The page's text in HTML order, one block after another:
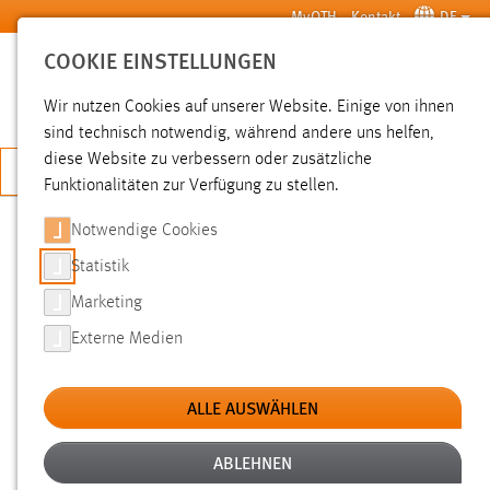
Zum Hauptinhalt springen MyOTH Kontakt DE
SUCHE
JETZT BEWERBEN
SUCHE
FILTER
Typ
Erstellungsdatum
COOKIE EINSTELLUNGEN
Wir nutzen Cookies auf unserer Website. Einige von ihnen
sind technisch notwendig, während andere uns helfen,
diese Website zu verbessern oder zusätzliche
Funktionalitäten zur Verfügung zu stellen.
Notwendige Cookies
Statistik
Marketing
Externe Medien
ALLE AUSWÄHLEN
ABLEHNEN